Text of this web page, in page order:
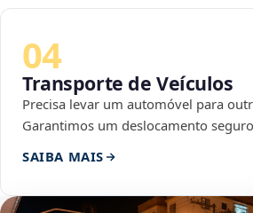
04
Transporte de Veículos
Precisa levar um automóvel para
Garantimos um deslocamento
SAIBA MAIS